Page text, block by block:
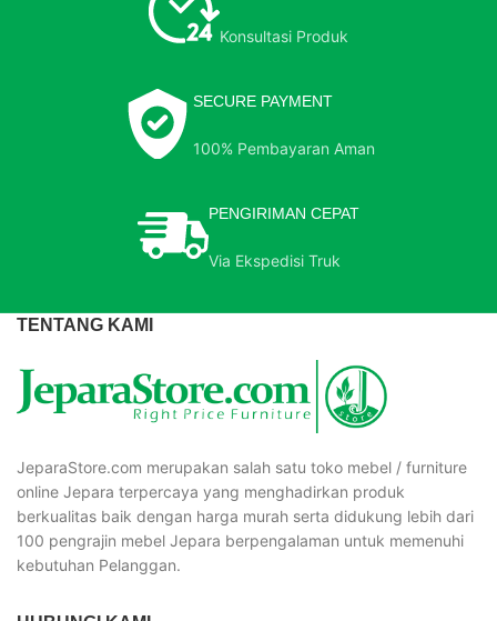
Konsultasi Produk
SECURE PAYMENT
100% Pembayaran Aman
PENGIRIMAN CEPAT
Via Ekspedisi Truk
TENTANG KAMI
JeparaStore.com merupakan salah satu toko mebel / furniture
online Jepara terpercaya yang menghadirkan produk
berkualitas baik dengan harga murah serta didukung lebih dari
100 pengrajin mebel Jepara berpengalaman untuk memenuhi
kebutuhan Pelanggan.